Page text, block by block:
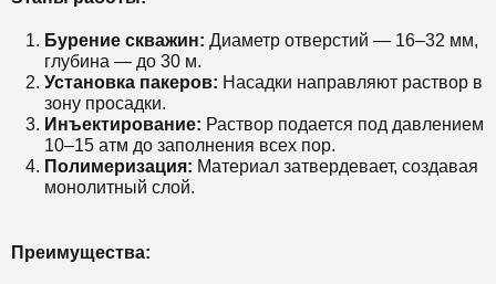
Бурение скважин: Диаметр отверстий — 16–32 мм,
глубина — до 30 м.
Установка пакеров: Насадки направляют раствор в
зону просадки.
Инъектирование: Раствор подается под давлением
10–15 атм до заполнения всех пор.
Полимеризация: Материал затвердевает, создавая
монолитный слой.
Преимущества: